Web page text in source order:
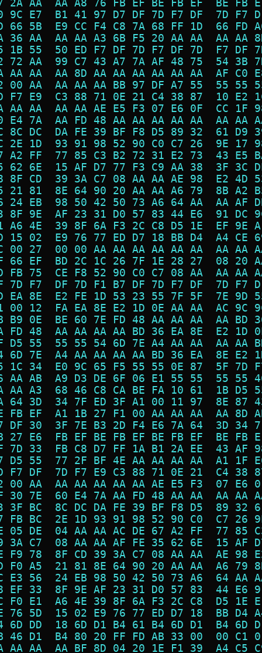
2A AA  AA A8 76 FB EF BE FB EF  BE
9C E7  B1 41 97 D7 DF 7D F7 DF  7D
66 5B  E9 CC F4 C8 7A 68 FF 1D  66
36 AA  AA AA A3 6B F5 20 AA AA  AA
1B 55  50 ED F7 DF 7D F7 DF 7D  F7
72 AA  99 C7 43 A7 7A AF 48 75  54
AA AA  AA 8D AA AA AA AA AA AA  AF
00 AA  AA AA AA BB 97 DF A7 55  55
F7 E9  C3 88 71 0E 21 C4 38 87  10
AA AA  AA AA AE E5 F3 07 E6 0F  CC
E4 7A  AA FD 48 AA AA AA AA AA  AA
8C DC  DA FE 39 BF F8 D5 89 32  61
2E 1D  93 91 98 52 90 C0 C7 26  9E
A2 FF  77 85 C3 B2 72 31 E2 73  43
62 6E  15 AF D7 77 F3 C9 AA 38  3F
8F CD  39 3A C7 08 AA AA AE 98  E2
21 81  8E 64 90 20 AA AA A6 79  8B
24 EB  98 50 42 50 73 A6 64 AA  AA
8F 9E  AF 23 31 D0 57 83 44 E6  91
A6 4E  39 8F 6A F3 2C C8 D5 1E  EF
15 02  E9 76 77 ED D7 18 BB D4  A4
00 27  00 00 AA AA AA AA AA AA  AA
66 EF  BD 2C 1C 26 7F 1E 28 27  08
FB 75  CE F8 52 90 C0 C7 08 AA  AA
7D F7  DF 7D F1 B7 DF 7D F7 DF  7D
EA 8E  E2 FE 1D 53 23 55 7F 5F  7E
00 12  FA EA 8E E2 1D 0E AA AA  AC
B9 0E  BE 60 7E FD 48 AA AA AA  AA
FD 48  AA AA AA AA BD 36 EA 8E  E2
D5 55  55 55 54 6D 7E A4 AA AA  AA
6D 7E  A4 AA AA AA AA BD 36 EA  8E
1C 34  E0 9C 65 F5 55 55 0E 87  5F
AA AB  A9 D3 DE 6F 06 E1 55 55  55
AA A3  68 46 C8 CA BE FA 10 61  1B
64 3D  34 7F ED 3F A1 00 11 97  8E
FB EF  A1 1B 27 F1 00 AA AA AA  AA
DF 30  3F 7E B3 2D F4 E6 7A 64  3D
27 E6  FB EF BE FB EF BE FB EF  BE
7D 33  FB C8 D7 FF 1A B1 2A EE  43
D5 55  77 2F BF 4E AA AA AA AA  A1
F7 DF  7D F7 E9 C3 88 71 0E 21  C4
00 AA  AA AA AA AA AA AE E5 F3  07
30 7E  60 E4 7A AA FD 48 AA AA  AA
3F BC  8C DC DA FE 39 BF F8 D5  89
FB BC  2E 1D 93 91 98 52 90 C0  C7
05 DE  04 AA AA AC DE 67 A2 FF  77
3A C7  08 AA AA AF FE 35 62 6E  15
F9 78  8F CD 39 3A C7 08 AA AA  AE
F0 A5  21 81 8E 64 90 20 AA AA  A6
E3 56  24 EB 98 50 42 50 73 A6  64
EF 33  8F 9E AF 23 31 D0 57 83  44
F0 E1  A6 4E 39 8F 6A F3 2C C8  D5
76 5D  15 02 E9 76 77 ED D7 18  BB
6D DD  18 6D D1 B4 61 B4 6D D1  B4
46 D1  B4 80 20 FF FD AB 33 00  00
AA AA  AA BF 8D 04 20 1E F1 39  A4